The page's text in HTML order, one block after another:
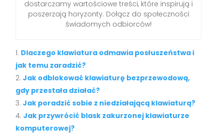
dostarczamy wartościowe treści, które inspirują i
poszerzają horyzonty. Dołącz do społeczności
świadomych odbiorców!
Dlaczego klawiatura odmawia posłuszeństwa i
jak temu zaradzić?
Jak odblokować klawiaturę bezprzewodową,
gdy przestała działać?
Jak poradzić sobie z niedziałającą klawiaturą?
Jak przywrócić blask zakurzonej klawiaturze
komputerowej?